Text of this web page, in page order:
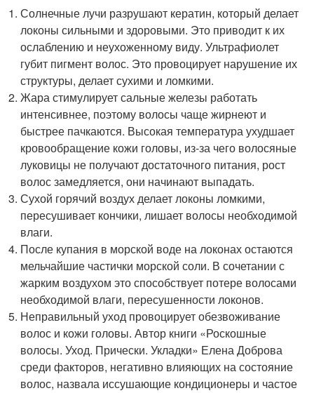
Солнечные лучи разрушают кератин, который делает
локоны сильными и здоровыми. Это приводит к их
ослаблению и неухоженному виду. Ультрафиолет
губит пигмент волос. Это провоцирует нарушение их
структуры, делает сухими и ломкими.
Жара стимулирует сальные железы работать
интенсивнее, поэтому волосы чаще жирнеют и
быстрее пачкаются. Высокая температура ухудшает
кровообращение кожи головы, из-за чего волосяные
луковицы не получают достаточного питания, рост
волос замедляется, они начинают выпадать.
Сухой горячий воздух делает локоны ломкими,
пересушивает кончики, лишает волосы необходимой
влаги.
После купания в морской воде на локонах остаются
мельчайшие частички морской соли. В сочетании с
жарким воздухом это способствует потере волосами
необходимой влаги, пересушенности локонов.
Неправильный уход провоцирует обезвоживание
волос и кожи головы. Автор книги «Роскошные
волосы. Уход. Прически. Укладки» Елена Доброва
среди факторов, негативно влияющих на состояние
волос, назвала иссушающие кондиционеры и частое